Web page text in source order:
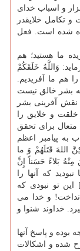
و اسباب خدای
تكامل خلایقدر
شده است. فعل
ما هستید؛ هم
وَاللَّهُ خَلَقَكُمْ
هم ما آفریدیم.
بشر خالق نیست
نقش آفرینی بشر
و خلایق را
متعال برای تحقق
به پیامبر اعظم
اللهَ قَتَلَهُمْ وَ ما
بَلاءً حَسَناً إِنَّ
آیه ۱۷) این شما نبودید كه آنها را
این تو نبودی كه
و خدا می
خداوند شنوا و
بوده و پاسخ آنها
شده و اشكالات